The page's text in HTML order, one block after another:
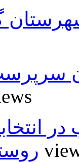
۵۰۰۰
4